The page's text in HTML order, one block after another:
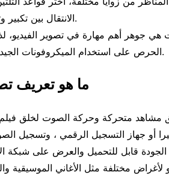
الانتقال بين تكبير وتصغير الكاميرا.
هي جوهر أهم مهارة في تصوير الفيديو،
الحرص على استخدام الميكروفونات الجيدة أثناء التصوير.
ما هو تعريف
مشاهد متحركة وحركة الصوت لخلق
أو جهاز التسجيل الرقمي ، وتسجيل
الجودة قابل للتحميل والعرض على شبكة
لأغراض مختلفة مثل الأغاني الموسيقية